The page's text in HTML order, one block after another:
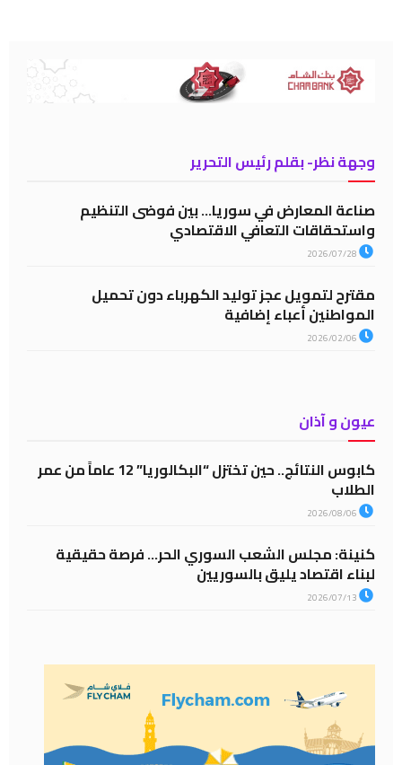
وجهة نظر- بقلم رئيس التحرير
صناعة المعارض في سوريا… بين فوضى التنظيم
واستحقاقات التعافي الاقتصادي
مقترح لتمويل عجز توليد الكهرباء دون تحميل
المواطنين أعباء إضافية
عيون و آذان
كابوس النتائج.. حين تختزل “البكالوريا” 12 عاماً من عمر
الطلاب
كنينة: مجلس الشعب السوري الحر… فرصة حقيقية
لبناء اقتصاد يليق بالسوريين